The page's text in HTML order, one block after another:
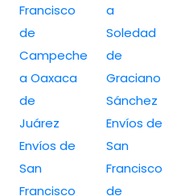
Francisco
de
Campeche
a Oaxaca
de
Juárez
Envíos de
San
Francisco
a
Soledad
de
Graciano
Sánchez
Envíos de
San
Francisco
de